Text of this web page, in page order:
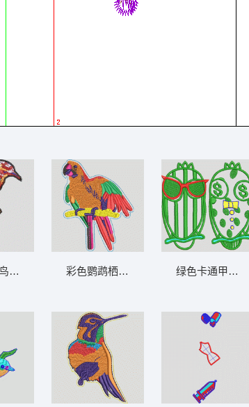
比
图案 小鸟 彩色鹦鹉栖息枝头 小鸟鹦鹉绿色卡通甲虫